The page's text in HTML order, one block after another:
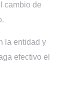
cambio de
la entidad y
efectivo el